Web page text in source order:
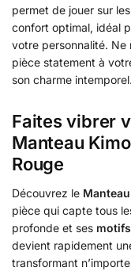
permet de jouer sur
confort optimal, idéal
votre personnalité. Ne
pièce statement à
son charme intemporel.
Faites vibrer
Manteau
Rouge
Découvrez le
pièce qui capte tous
profonde et ses
devient rapidement
transformant